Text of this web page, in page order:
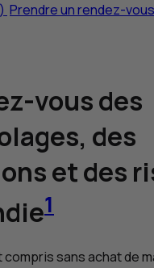
Prendre un rendez-
vous des
des
et des
1
sans achat de